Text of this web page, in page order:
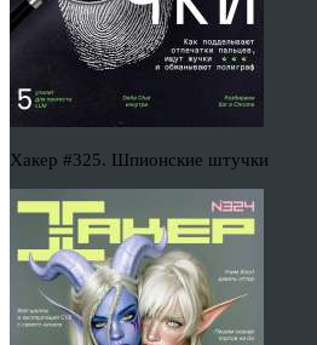
Хакер #325. Шпионские штучки